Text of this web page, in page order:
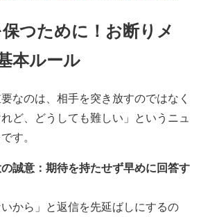
つために！お断りメ
本ルール
なのは、相手を突き放すのではなく
ど、どうしても難しい」というニュ
す。
誠意：期待を持たせず早めに回答す
いから」と返信を先延ばしにするの